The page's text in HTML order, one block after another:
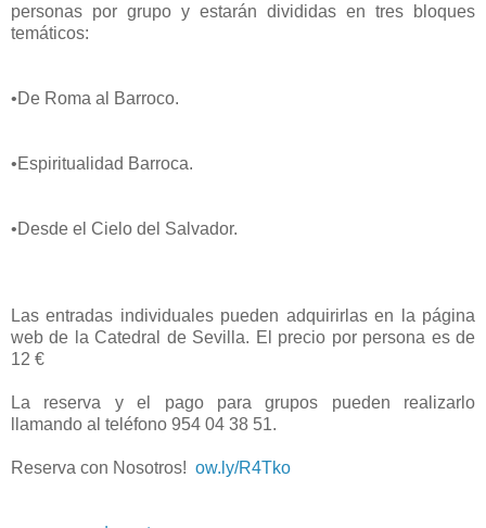
personas por grupo y estarán divididas en tres bloques
temáticos:
•De Roma al Barroco.
•Espiritualidad Barroca.
•Desde el Cielo del Salvador.
Las entradas individuales pueden adquirirlas en la página
web de la Catedral de Sevilla. El precio por persona es de
12 €
La reserva y el pago para grupos pueden realizarlo
llamando al teléfono 954 04 38 51.
Reserva con Nosotros! ow.ly/R4Tko